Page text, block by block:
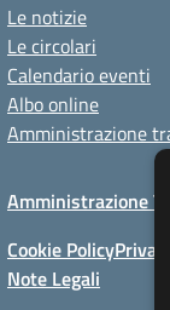
Le notizie
Le circolari
Calendario eventi
Albo online
Amministrazione
Amministrazione
Cookie Policy
Note Legali